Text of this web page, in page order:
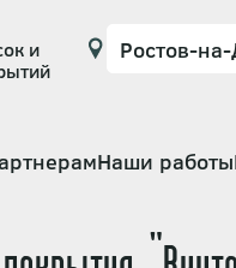
и
Наши работы